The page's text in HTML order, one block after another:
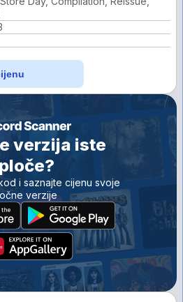
verzija iste
ploče?
i saznajte cijenu svoje
verzije